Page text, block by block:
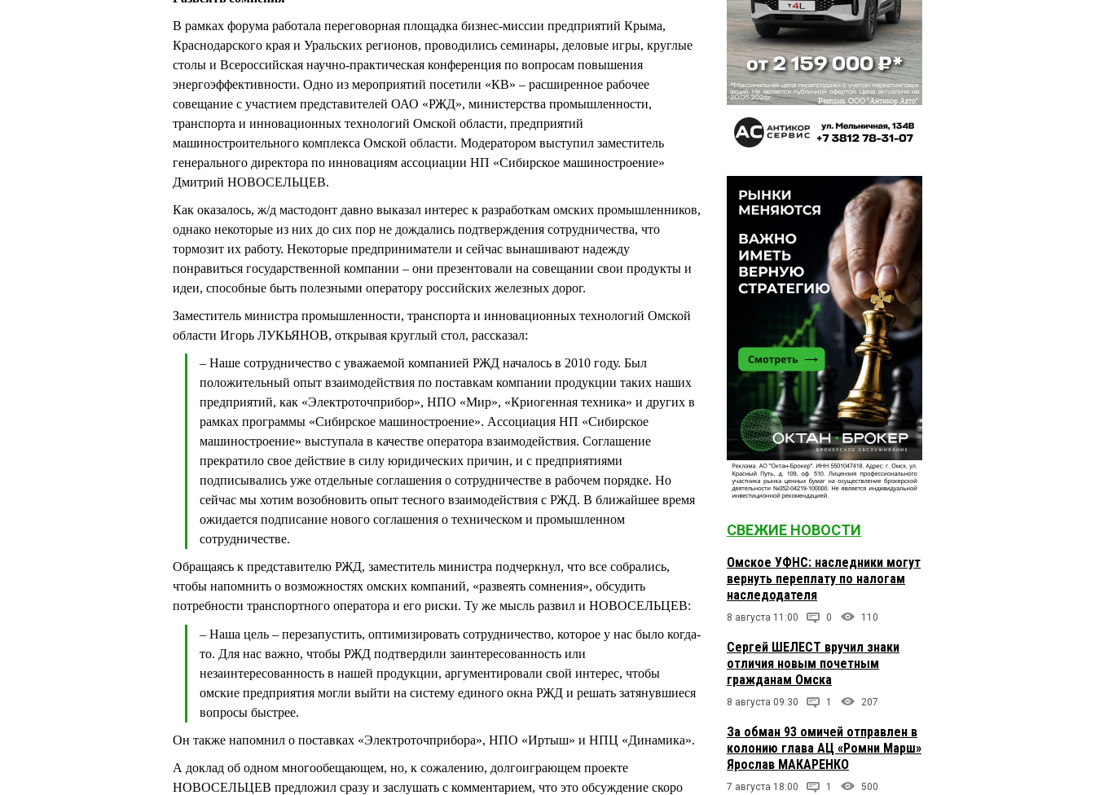
В рамках форума работала переговорная площадка бизнес-миссии предприятий Крыма,
Краснодарского края и Уральских регионов, проводились семинары, деловые игры, круглые
столы и Всероссийская научно-практическая конференция по вопросам повышения
энергоэффективности. Одно из мероприятий посетили «КВ» – расширенное рабочее
совещание с участием представителей ОАО «РЖД», министерства промышленности,
транспорта и инновационных технологий Омской области, предприятий
машиностроительного комплекса Омской области. Модератором выступил заместитель
генерального директора по инновациям ассоциации НП «Сибирское машиностроение»
Дмитрий НОВОСЕЛЬЦЕВ.
Как оказалось, ж/д мастодонт давно выказал интерес к разработкам омских промышленников,
однако некоторые из них до сих пор не дождались подтверждения сотрудничества, что
тормозит их работу. Некоторые предприниматели и сейчас вынашивают надежду
понравиться государственной компании – они презентовали на совещании свои продукты и
идеи, способные быть полезными оператору российских железных дорог.
Заместитель министра промышленности, транспорта и инновационных технологий Омской
области Игорь ЛУКЬЯНОВ, открывая круглый стол, рассказал:
– Наше сотрудничество с уважаемой компанией РЖД началось в 2010 году. Был
положительный опыт взаимодействия по поставкам компании продукции таких наших
предприятий, как «Электроточприбор», НПО «Мир», «Криогенная техника» и других в
рамках программы «Сибирское машиностроение». Ассоциация НП «Сибирское
машиностроение» выступала в качестве оператора взаимодействия. Соглашение
прекратило свое действие в силу юридических причин, и с предприятиями
подписывались уже отдельные соглашения о сотрудничестве в рабочем порядке. Но
сейчас мы хотим возобновить опыт тесного взаимодействия с РЖД. В ближайшее время
ожидается подписание нового соглашения о техническом и промышленном
сотрудничестве.
Обращаясь к представителю РЖД, заместитель министра подчеркнул, что все собрались,
чтобы напомнить о возможностях омских компаний, «развеять сомнения», обсудить
потребности транспортного оператора и его риски. Ту же мысль развил и НОВОСЕЛЬЦЕВ:
– Наша цель – перезапустить, оптимизировать сотрудничество, которое у нас было когда-
то. Для нас важно, чтобы РЖД подтвердили заинтересованность или
незаинтересованность в нашей продукции, аргументировали свой интерес, чтобы
омские предприятия могли выйти на систему единого окна РЖД и решать затянувшиеся
вопросы быстрее.
Он также напомнил о поставках «Электроточприбора», НПО «Иртыш» и НПЦ «Динамика».
А доклад об одном многообещающем, но, к сожалению, долгоиграющем проекте
НОВОСЕЛЬЦЕВ предложил сразу и заслушать с комментарием, что это обсуждение скоро
СВЕЖИЕ НОВОСТИ
Омское УФНС: наследники могут
вернуть переплату по налогам
наследодателя
8 августа 11:00 0 110
Сергей ШЕЛЕСТ вручил знаки
отличия новым почетным
гражданам Омска
8 августа 09:30 1 207
За обман 93 омичей отправлен в
колонию глава АЦ «Ромни Марш»
Ярослав МАКАРЕНКО
7 августа 18:00 1 500